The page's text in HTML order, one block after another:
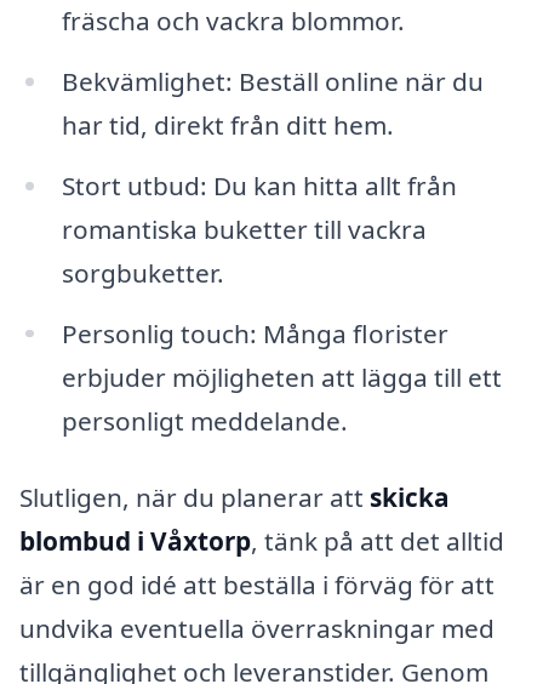
fräscha och vackra blommor.
Bekvämlighet: Beställ online när du
har tid, direkt från ditt hem.
Stort utbud: Du kan hitta allt från
romantiska buketter till vackra
sorgbuketter.
Personlig touch: Många florister
erbjuder möjligheten att lägga till ett
personligt meddelande.
Slutligen, när du planerar att skicka
blombud i Våxtorp, tänk på att det alltid
är en god idé att beställa i förväg för att
undvika eventuella överraskningar med
tillgänglighet och leveranstider. Genom